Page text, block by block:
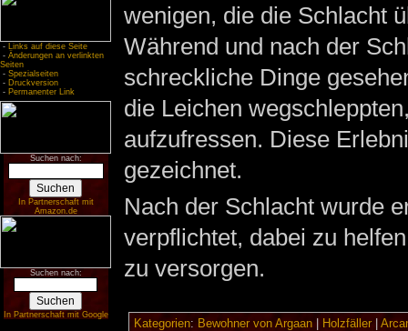
- Links auf diese Seite
- Änderungen an verlinkten
Seiten
- Spezialseiten
- Druckversion
- Permanenter Link
Suchen nach:
In Partnerschaft mit
Amazon.de
Suchen nach:
In Partnerschaft mit Google
wenigen, die die Schlacht
Während und nach der
schreckliche Dinge
die Leichen
aufzufressen. Diese
gezeichnet.
Nach der Schlacht wurde
verpflichtet, dabei zu
zu versorgen.
Kategorien: Bewohner von Argaan| Holzfäller|